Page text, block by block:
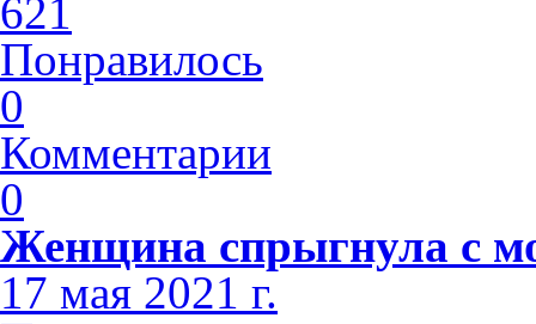
621
Понравилось
0
Комментарии
0
Женщина спрыгнула с
17 мая 2021 г.